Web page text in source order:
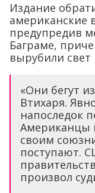
Издание
американские
предупредив
Баграме,
вырубили
«Они бегут
Втихаря.
напоследок
Американцы
своим
поступают.
произвол